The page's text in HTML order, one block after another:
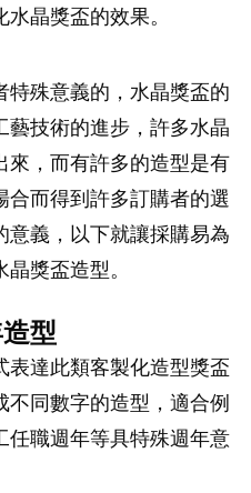
晶獎盃的效果。
特殊意義的，水晶獎盃的
藝技術的進步，許多水晶
來，而有許多的造型是有
合而得到許多訂購者的選
意義，以下就讓採購易為
獎盃造型。
型
表達此類客製化造型獎盃
同數字的造型，適合例
任職週年等具特殊週年意